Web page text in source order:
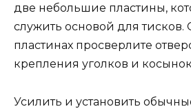
две небольшие пластины,
служить основой для тисков.
пластинах просверлите
крепления уголков и
Усилить и установить